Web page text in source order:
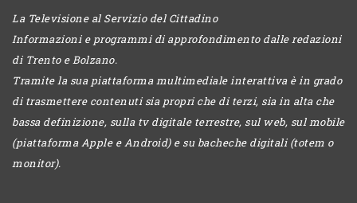
La Televisione al Servizio del Cittadino
Informazioni e programmi di approfondimento dalle redazioni
di Trento e Bolzano.
Tramite la sua piattaforma multimediale interattiva è in grado
di trasmettere contenuti sia propri che di terzi, sia in alta che
bassa definizione, sulla tv digitale terrestre, sul web, sul mobile
(piattaforma Apple e Android) e su bacheche digitali (totem o
monitor).